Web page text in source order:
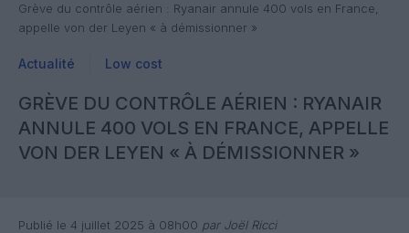
Grève du contrôle aérien : Ryanair annule 400 vols en France,
appelle von der Leyen « à démissionner »
Actualité Low cost
GRÈVE DU CONTRÔLE AÉRIEN : RYANAIR
ANNULE 400 VOLS EN FRANCE, APPELLE
VON DER LEYEN « À DÉMISSIONNER »
Publié le 4 juillet 2025 à 08h00 par Joël Ricci